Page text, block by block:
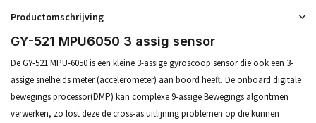
Productomschrijving
GY-521 MPU6050 3 assig sensor
De GY-521 MPU-6050 is een kleine 3-assige gyroscoop sensor die ook een 3-
assige snelheids meter (accelerometer) aan boord heeft. De onboard digitale
bewegings processor(DMP) kan complexe 9-assige Bewegings algoritmen
verwerken, zo lost deze de cross-as uitlijning problemen op die kunnen